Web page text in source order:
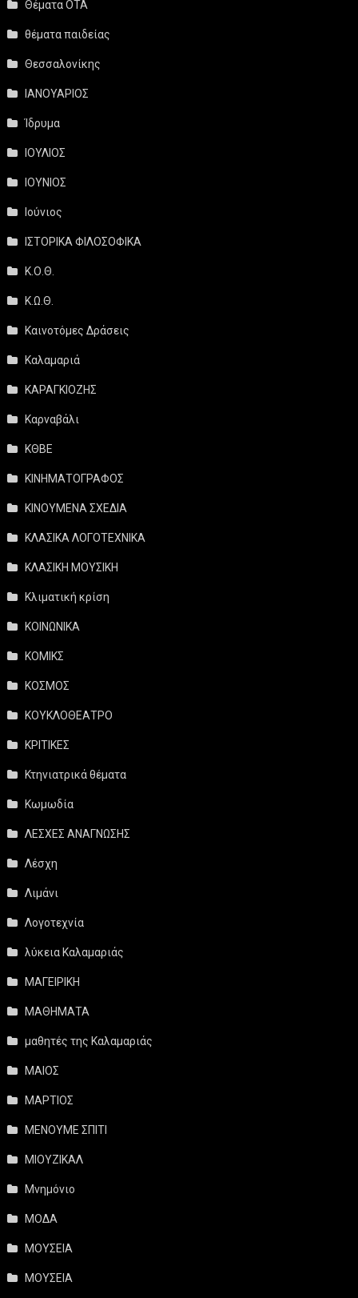
Θέματα ΟΤΑ
θέματα παιδείας
Θεσσαλονίκης
ΙΑΝΟΥΑΡΙΟΣ
Ίδρυμα
ΙΟΥΛΙΟΣ
ΙΟΥΝΙΟΣ
Ιούνιος
ΙΣΤΟΡΙΚΑ ΦΙΛΟΣΟΦΙΚΑ
Κ.Ο.Θ.
Κ.Ω.Θ.
Καινοτόμες Δράσεις
Καλαμαριά
ΚΑΡΑΓΚΙΟΖΗΣ
Καρναβάλι
ΚΘΒΕ
ΚΙΝΗΜΑΤΟΓΡΑΦΟΣ
ΚΙΝΟΥΜΕΝΑ ΣΧΕΔΙΑ
ΚΛΑΣΙΚΑ ΛΟΓΟΤΕΧΝΙΚΑ
ΚΛΑΣΙΚΗ ΜΟΥΣΙΚΗ
Κλιματική κρίση
ΚΟΙΝΩΝΙΚΑ
ΚΟΜΙΚΣ
ΚΟΣΜΟΣ
ΚΟΥΚΛΟΘΕΑΤΡΟ
ΚΡΙΤΙΚΕΣ
Κτηνιατρικά θέματα
Κωμωδία
ΛΕΣΧΕΣ ΑΝΑΓΝΩΣΗΣ
Λέσχη
Λιμάνι
Λογοτεχνία
λύκεια Καλαμαριάς
ΜΑΓΕΙΡΙΚΗ
ΜΑΘΗΜΑΤΑ
μαθητές της Καλαμαριάς
ΜΑΙΟΣ
ΜΑΡΤΙΟΣ
ΜΕΝΟΥΜΕ ΣΠΙΤΙ
ΜΙΟΥΖΙΚΑΛ
Μνημόνιο
ΜΟΔΑ
ΜΟΥΣΕΙΑ
ΜΟΥΣΕΙΑ